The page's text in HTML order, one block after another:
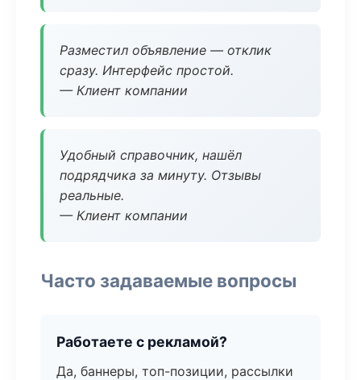
Разместил объявление — отклик
сразу. Интерфейс простой.
— Клиент компании
Удобный справочник, нашёл
подрядчика за минуту. Отзывы
реальные.
— Клиент компании
Часто задаваемые вопросы
Работаете с рекламой?
Да, баннеры, топ-позиции, рассылки